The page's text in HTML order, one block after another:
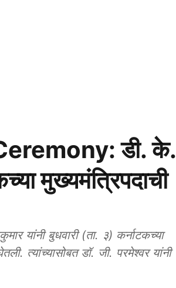
डी. के.
मुख्यमंत्रिपदाची
यांनी बुधवारी (ता. ३) कर्नाटकच्या
त्यांच्यासोबत डॉ. जी. परमेश्वर यांनी